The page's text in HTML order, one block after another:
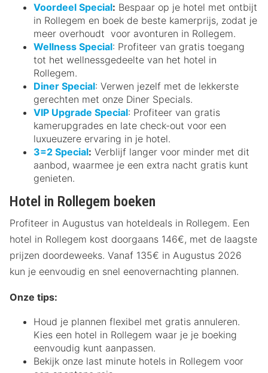
Voordeel Special: Bespaar op je hotel met ontbijt
in Rollegem en boek de beste kamerprijs, zodat je
meer overhoudt voor avonturen in Rollegem.
Wellness Special: Profiteer van gratis toegang
tot het wellnessgedeelte van het hotel in
Rollegem.
Diner Special: Verwen jezelf met de lekkerste
gerechten met onze Diner Specials.
VIP Upgrade Special: Profiteer van gratis
kamerupgrades en late check-out voor een
luxueuzere ervaring in je hotel.
3=2 Special: Verblijf langer voor minder met dit
aanbod, waarmee je een extra nacht gratis kunt
genieten.
Hotel in Rollegem boeken
Profiteer in Augustus van hoteldeals in Rollegem. Een
hotel in Rollegem kost doorgaans 146€, met de laagste
prijzen doordeweeks. Vanaf 135€ in Augustus 2026
kun je eenvoudig en snel eenovernachting plannen.
Onze tips:
Houd je plannen flexibel met gratis annuleren.
Kies een hotel in Rollegem waar je je boeking
eenvoudig kunt aanpassen.
Bekijk onze last minute hotels in Rollegem voor